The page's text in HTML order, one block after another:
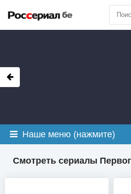
Наше меню (нажмите)
Смотреть сериалы